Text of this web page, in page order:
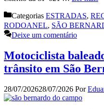
Categorias ESTRADAS,
RODOANEL, SÃO
Deixe um comentário
Motociclista
trânsito em São
28/07/202628/07/2026 Por